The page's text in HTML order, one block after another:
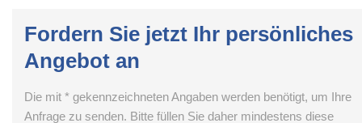
Fordern Sie jetzt Ihr persönliches
Angebot an
Die mit * gekennzeichneten Angaben werden benötigt, um Ihre
Anfrage zu senden. Bitte füllen Sie daher mindestens diese